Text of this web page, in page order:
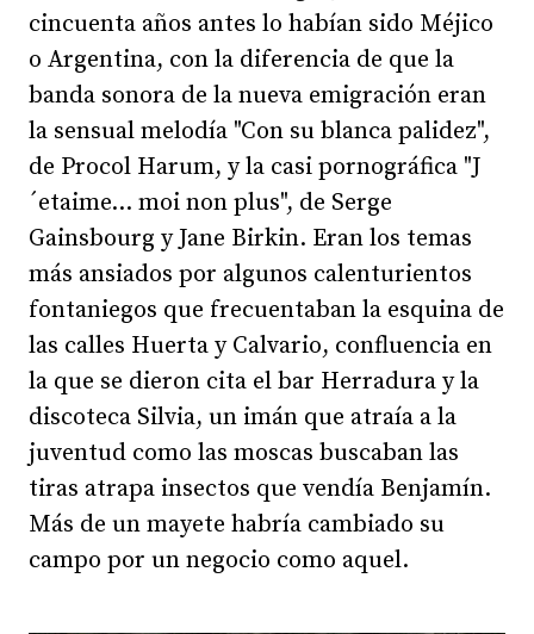
cincuenta años antes lo habían sido Méjico
o Argentina, con la diferencia de que la
banda sonora de la nueva emigración eran
la sensual melodía "Con su blanca palidez",
de Procol Harum, y la casi pornográfica "J
´etaime... moi non plus", de Serge
Gainsbourg y Jane Birkin. Eran los temas
más ansiados por algunos calenturientos
fontaniegos que frecuentaban la esquina de
las calles Huerta y Calvario, confluencia en
la que se dieron cita el bar Herradura y la
discoteca Silvia, un imán que atraía a la
juventud como las moscas buscaban las
tiras atrapa insectos que vendía Benjamín.
Más de un mayete habría cambiado su
campo por un negocio como aquel.